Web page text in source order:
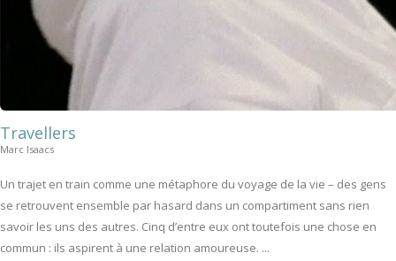
Travellers
Marc Isaacs
Un trajet en train comme une métaphore du voyage de la vie – des gens
se retrouvent ensemble par hasard dans un compartiment sans rien
savoir les uns des autres. Cinq d’entre eux ont toutefois une chose en
commun : ils aspirent à une relation amoureuse. ...